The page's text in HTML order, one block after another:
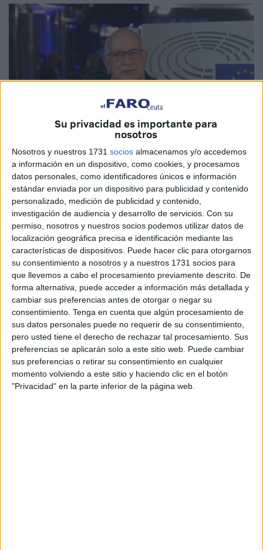
Su privacidad es importante para
nosotros
Nosotros y nuestros 1731 socios almacenamos y/o accedemos
a información en un dispositivo, como cookies, y procesamos
datos personales, como identificadores únicos e información
estándar enviada por un dispositivo para publicidad y contenido
personalizado, medición de publicidad y contenido,
investigación de audiencia y desarrollo de servicios. Con su
permiso, nosotros y nuestros socios podemos utilizar datos de
localización geográfica precisa e identificación mediante las
características de dispositivos. Puede hacer clic para otorgarnos
su consentimiento a nosotros y a nuestros 1731 socios para
que llevemos a cabo el procesamiento previamente descrito. De
forma alternativa, puede acceder a información más detallada y
cambiar sus preferencias antes de otorgar o negar su
consentimiento. Tenga en cuenta que algún procesamiento de
sus datos personales puede no requerir de su consentimiento,
pero usted tiene el derecho de rechazar tal procesamiento. Sus
preferencias se aplicarán solo a este sitio web. Puede cambiar
sus preferencias o retirar su consentimiento en cualquier
momento volviendo a este sitio y haciendo clic en el botón
"Privacidad" en la parte inferior de la página web.
La Eurocámara debatirá este jueves la
crisis de Ceuta en una sesión
extraordinaria impulsada por el PP
Ceuta alcanza los 1.017 menores